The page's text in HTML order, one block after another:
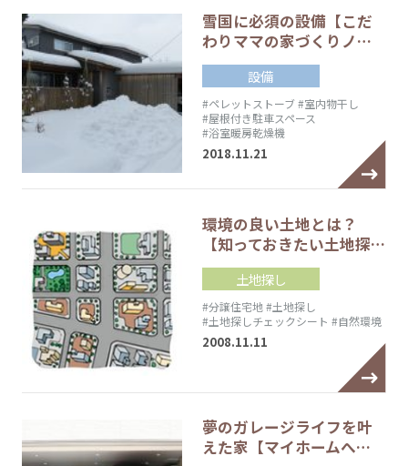
雪国に必須の設備【こだ
わりママの家づくりノ…
設備
#ペレットストーブ#室内物干し
#屋根付き駐車スペース
#浴室暖房乾燥機
2018.11.21
環境の良い土地とは？
【知っておきたい土地探…
土地探し
#分譲住宅地#土地探し
#土地探しチェックシート #自然環境
2008.11.11
夢のガレージライフを叶
えた家【マイホームへ…